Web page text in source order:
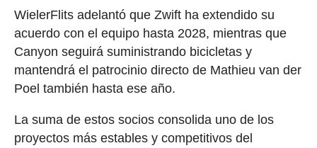
WielerFlits adelantó que Zwift ha extendido su
acuerdo con el equipo hasta 2028, mientras que
Canyon seguirá suministrando bicicletas y
mantendrá el patrocinio directo de Mathieu van der
Poel también hasta ese año.
La suma de estos socios consolida uno de los
proyectos más estables y competitivos del